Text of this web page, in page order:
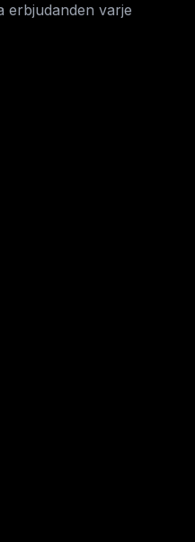
erbjudanden varje